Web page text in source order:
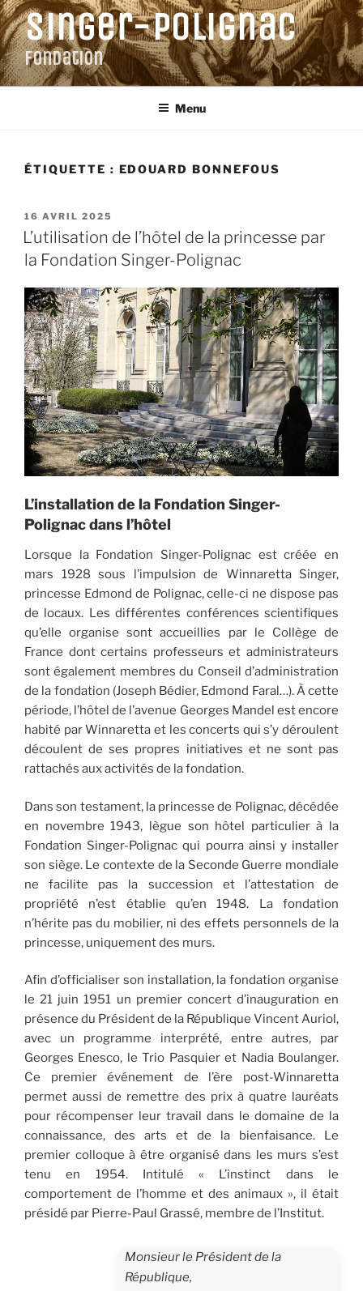
Aller
au
contenu
principal
Singer-Polignac
Fondation
Menu
ÉTIQUETTE : EDOUARD BONNEFOUS
PUBLIÉ
LE
16 AVRIL 2025
L’utilisation de l’hôtel de la princesse par
la Fondation Singer-Polignac
L’installation de la Fondation Singer-
Polignac dans l’hôtel
Lorsque la Fondation Singer-Polignac est créée en
mars 1928 sous l’impulsion de Winnaretta Singer,
princesse Edmond de Polignac, celle-ci ne dispose pas
de locaux. Les différentes conférences scientifiques
qu’elle organise sont accueillies par le Collège de
France dont certains professeurs et administrateurs
sont également membres du Conseil d’administration
de la fondation (Joseph Bédier, Edmond Faral…). À cette
période, l’hôtel de l’avenue Georges Mandel est encore
habité par Winnaretta et les concerts qui s’y déroulent
découlent de ses propres initiatives et ne sont pas
rattachés aux activités de la fondation.
Dans son testament, la princesse de Polignac, décédée
en novembre 1943, lègue son hôtel particulier à la
Fondation Singer-Polignac qui pourra ainsi y installer
son siège. Le contexte de la Seconde Guerre mondiale
ne facilite pas la succession et l’attestation de
propriété n’est établie qu’en 1948. La fondation
n’hérite pas du mobilier, ni des effets personnels de la
princesse, uniquement des murs.
Afin d’officialiser son installation, la fondation organise
le 21 juin 1951 un premier concert d’inauguration en
présence du Président de la République Vincent Auriol,
avec un programme interprété, entre autres, par
Georges Enesco, le Trio Pasquier et Nadia Boulanger.
Ce premier événement de l’ère post-Winnaretta
permet aussi de remettre des prix à quatre lauréats
pour récompenser leur travail dans le domaine de la
connaissance, des arts et de la bienfaisance. Le
premier colloque à être organisé dans les murs s’est
tenu en 1954. Intitulé « L’instinct dans le
comportement de l’homme et des animaux », il était
présidé par Pierre-Paul Grassé, membre de l’Institut.
Monsieur le Président de la
République,